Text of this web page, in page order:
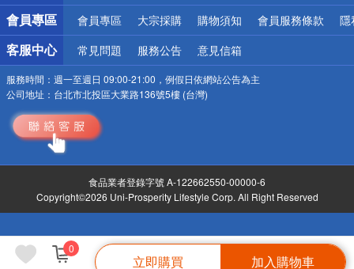
0
立即購買 加入購物車
會員專區 會員專區 大宗採購 購物須知 會員服務條款 隱
客服中心 常見問題 服務公告 意見信箱
服務時間： 週一至週日 09:00-21:00，例假日依網站公告為主
公司地址： 台北市北投區大業路136號5樓 (台灣)
食品業者登錄字號 A-122662550-00000-6
Copyright©2026 Uni-Prosperity Lifestyle Corp. All Right Reserved